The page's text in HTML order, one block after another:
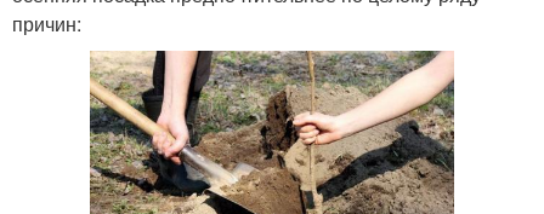
причин: